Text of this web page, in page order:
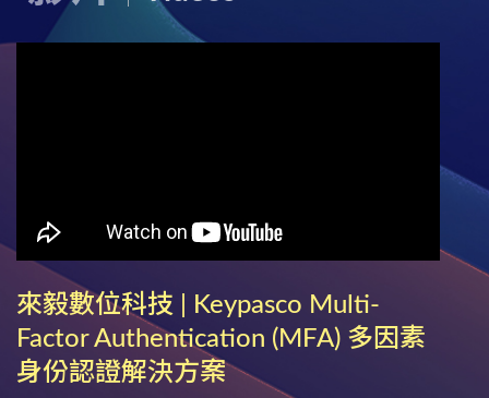
來毅數位科技 | Keypasco Multi-
Factor Authentication (MFA) 多因素
身份認證解決方案